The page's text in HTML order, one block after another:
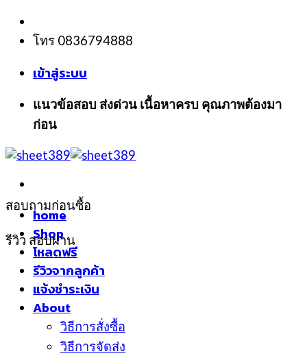
Skip
content
โทร 0836794888
เข้าสู่ระบบ
แนวข้อสอบ ส่งด่วน เนื้อหาครบ คุณภาพต้องมา
ก่อน
home
Shop
โหลดฟรี
รีวิวจากลูกค้า
แจ้งชำระเงิน
About
วิธีการสั่งซื้อ
วิธีการจัดส่ง
สอบถามก่อนซื้อ
รีวิว สอบผ่าน